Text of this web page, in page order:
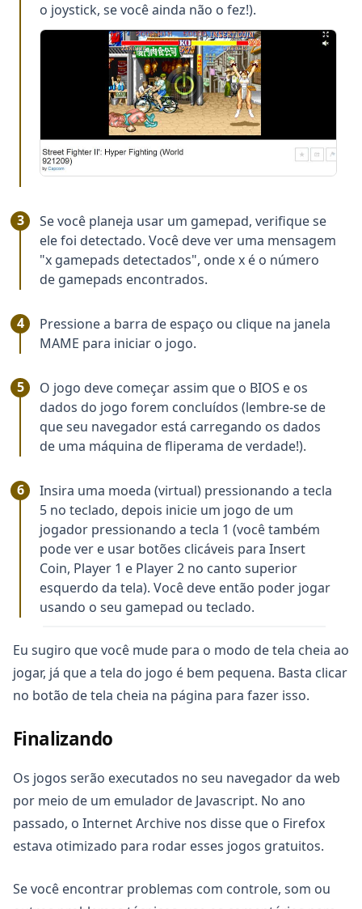
o joystick, se você ainda não o fez!).
Se você planeja usar um gamepad, verifique se
ele foi detectado. Você deve ver uma mensagem
"x gamepads detectados", onde x é o número
de gamepads encontrados.
Pressione a barra de espaço ou clique na janela
MAME para iniciar o jogo.
O jogo deve começar assim que o BIOS e os
dados do jogo forem concluídos (lembre-se de
que seu navegador está carregando os dados
de uma máquina de fliperama de verdade!).
Insira uma moeda (virtual) pressionando a tecla
5 no teclado, depois inicie um jogo de um
jogador pressionando a tecla 1 (você também
pode ver e usar botões clicáveis para Insert
Coin, Player 1 e Player 2 no canto superior
esquerdo da tela). Você deve então poder jogar
usando o seu gamepad ou teclado.
Eu sugiro que você mude para o modo de tela cheia ao
jogar, já que a tela do jogo é bem pequena. Basta clicar
no botão de tela cheia na página para fazer isso.
Finalizando
Os jogos serão executados no seu navegador da web
por meio de um emulador de Javascript. No ano
passado, o Internet Archive nos disse que o Firefox
estava otimizado para rodar esses jogos gratuitos.
Se você encontrar problemas com controle, som ou